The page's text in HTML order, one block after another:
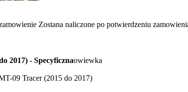
Zostana naliczone po potwierdzeniu
2017) - Specyficznaowiewka
09 Tracer (2015 do 2017)